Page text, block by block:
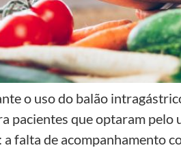
o uso do balão
pacientes que optaram
falta de acompanhamento